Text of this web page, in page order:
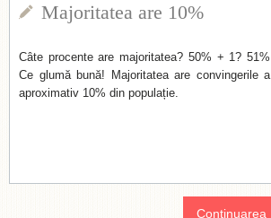
Majoritatea are 10%
Câte procente are majoritatea? 50% + 1? 51%
Ce glumă bună! Majoritatea are convingerile a
aproximativ 10% din populație.
Continuarea